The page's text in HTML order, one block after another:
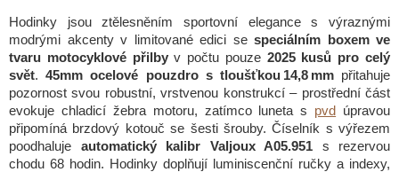
Hodinky jsou ztělesněním sportovní elegance s výraznými
modrými akcenty v limitované edici se speciálním boxem ve
tvaru motocyklové přilbyv počtu pouze 2025 kusů pro celý
svět.45mm ocelové pouzdro s tloušťkou 14,8 mmpřitahuje
pozornost svou robustní, vrstvenou konstrukcí – prostřední část
evokuje chladicí žebra motoru, zatímco luneta s pvd úpravou
připomíná brzdový kotouč se šesti šrouby. Číselník s výřezem
poodhaluje automatický kalibr Valjoux A05.951 s rezervou
chodu 68 hodin. Hodinky doplňují luminiscenční ručky a indexy,